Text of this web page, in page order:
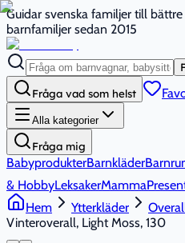
Guidar svenska familjer till
barnfamiljer sedan 2015
Fråga vad som helst
Alla kategorier
Fråga mig
BabyprodukterBarnkläder
& HobbyLeksakerMamma
Hem
Ytterkläder
Vinteroverall, Light Moss, 130